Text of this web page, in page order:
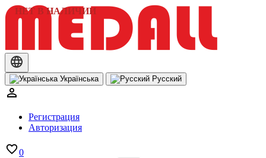
Українська Русский
Регистрация
Авторизация
0
НЕТ В НАЛИЧИИ